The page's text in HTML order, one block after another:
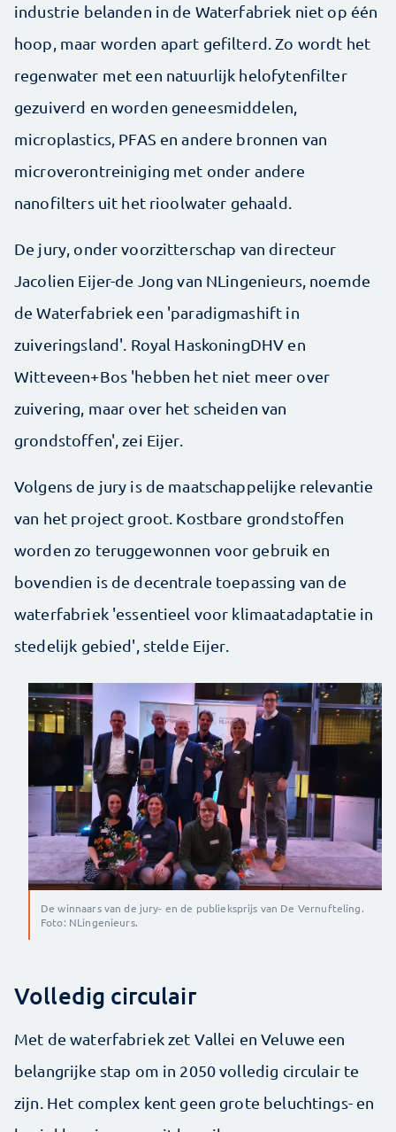
industrie belanden in de Waterfabriek niet op één
hoop, maar worden apart gefilterd. Zo wordt het
regenwater met een natuurlijk helofytenfilter
gezuiverd en worden geneesmiddelen,
microplastics, PFAS en andere bronnen van
microverontreiniging met onder andere
nanofilters uit het rioolwater gehaald.
De jury, onder voorzitterschap van directeur
Jacolien Eijer-de Jong van NLingenieurs, noemde
de Waterfabriek een 'paradigmashift in
zuiveringsland'. Royal HaskoningDHV en
Witteveen+Bos 'hebben het niet meer over
zuivering, maar over het scheiden van
grondstoffen', zei Eijer.
Volgens de jury is de maatschappelijke relevantie
van het project groot. Kostbare grondstoffen
worden zo teruggewonnen voor gebruik en
bovendien is de decentrale toepassing van de
waterfabriek 'essentieel voor klimaatadaptatie in
stedelijk gebied', stelde Eijer.
De winnaars van de jury- en de publieksprijs van De Vernufteling.
Foto: NLingenieurs.
Volledig circulair
Met de waterfabriek zet Vallei en Veluwe een
belangrijke stap om in 2050 volledig circulair te
zijn. Het complex kent geen grote beluchtings- en